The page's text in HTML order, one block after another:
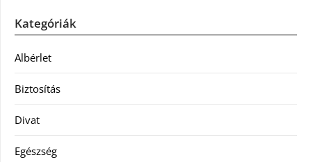
Kategóriák
Albérlet
Biztosítás
Divat
Egészség